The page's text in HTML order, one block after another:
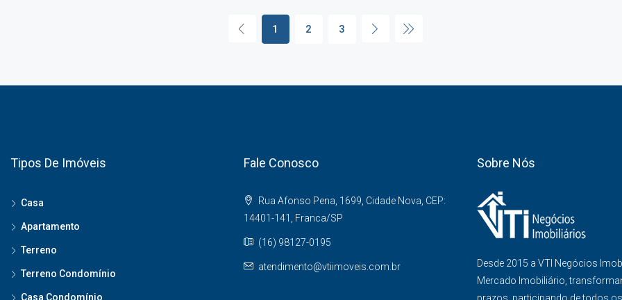
1 2 3
Tipos De Imóveis
Casa
Apartamento
Terreno
Terreno Condomínio
Casa Condomínio
Fale Conosco
Rua Afonso Pena, 1699, Cidade Nova, CEP:
14401-141, Franca/SP
(16) 98127-0195
atendimento@vtiimoveis.com.br
Sobre Nós
Desde 2015 a VTI Negócios
Mercado Imobiliário,